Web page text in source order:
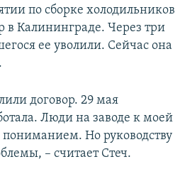
по сборке холодильников
Калининграде. Через три
ее уволили. Сейчас она
договор. 29 мая
Люди на заводе к моей
пониманием. Но руководству
– считает Стеч.